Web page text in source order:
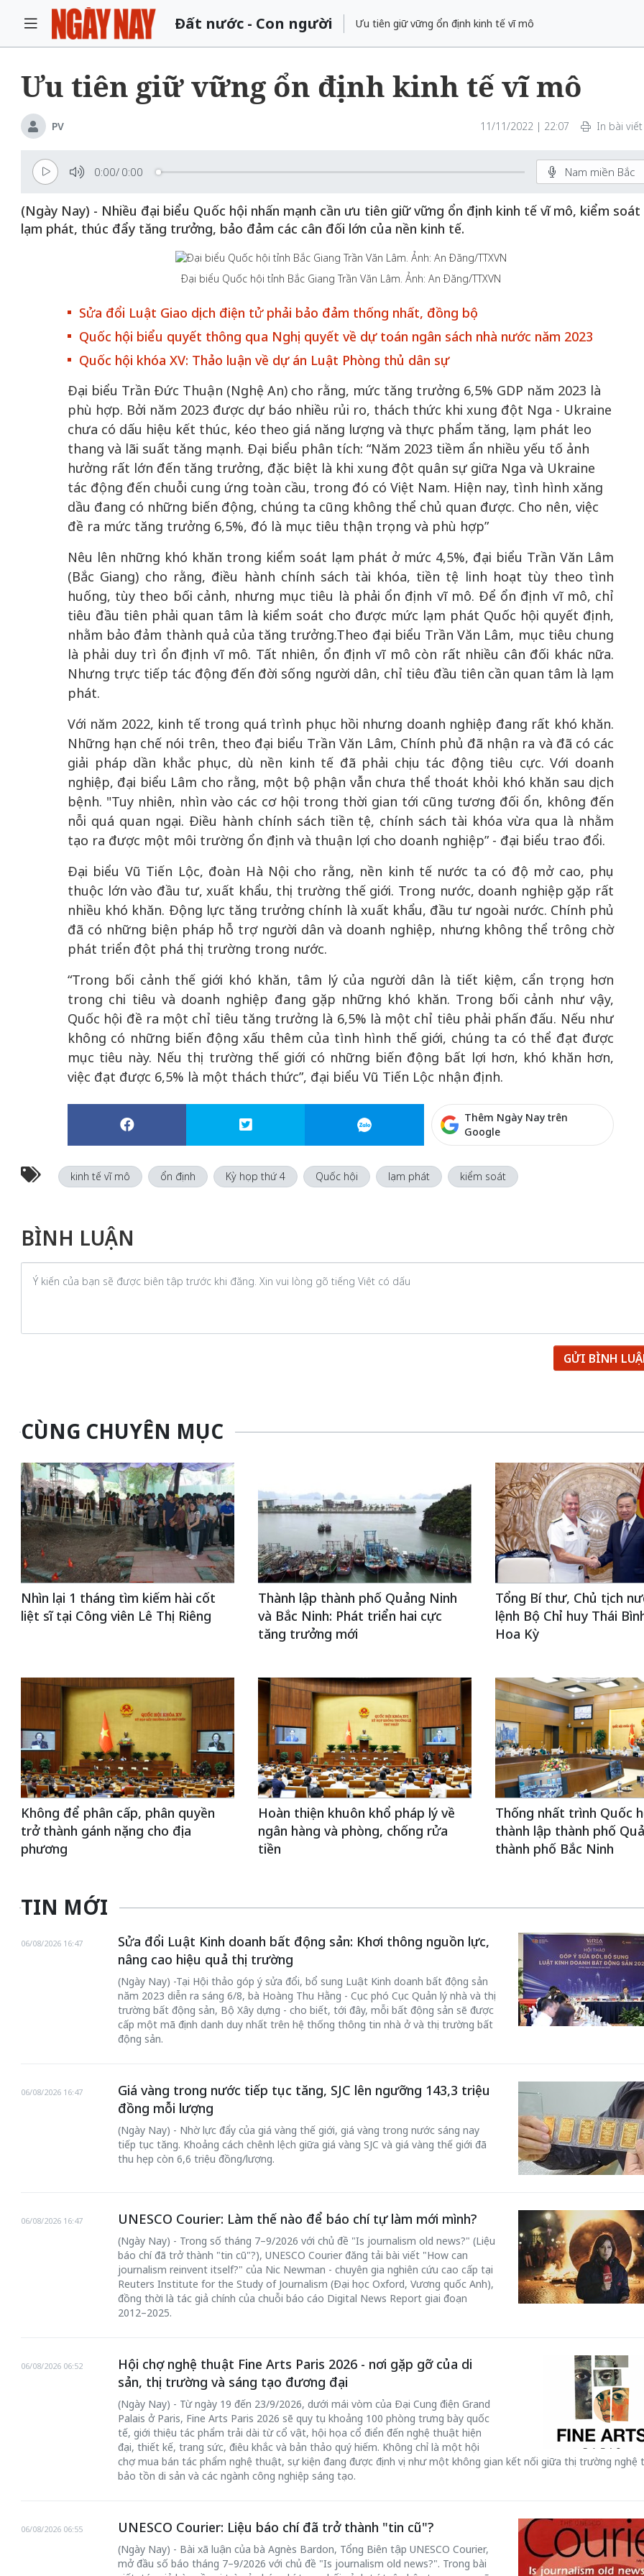
Đất nước - Con người Ưu tiên giữ vững ổn định kinh tế vĩ mô
Ưu tiên giữ vững ổn định kinh tế vĩ mô
PV 11/11/2022 | 22:07 In bài viết
0:00/ 0:00 Nam miền Bắc
(Ngày Nay) - Nhiều đại biểu Quốc hội nhấn mạnh cần ưu tiên giữ vững ổn định kinh tế vĩ mô, kiểm soát
lạm phát, thúc đẩy tăng trưởng, bảo đảm các cân đối lớn của nền kinh tế.
Đại biểu Quốc hội tỉnh Bắc Giang Trần Văn Lâm. Ảnh: An Đăng/TTXVN
Sửa đổi Luật Giao dịch điện tử phải bảo đảm thống nhất, đồng bộ
Quốc hội biểu quyết thông qua Nghị quyết về dự toán ngân sách nhà nước năm 2023
Quốc hội khóa XV: Thảo luận về dự án Luật Phòng thủ dân sự
Đại biểu Trần Đức Thuận (Nghệ An) cho rằng, mức tăng trưởng 6,5% GDP năm 2023 là
phù hợp. Bởi năm 2023 được dự báo nhiều rủi ro, thách thức khi xung đột Nga - Ukraine
chưa có dấu hiệu kết thúc, kéo theo giá năng lượng và thực phẩm tăng, lạm phát leo
thang và lãi suất tăng mạnh. Đại biểu phân tích: “Năm 2023 tiềm ẩn nhiều yếu tố ảnh
hưởng rất lớn đến tăng trưởng, đặc biệt là khi xung đột quân sự giữa Nga và Ukraine
tác động đến chuỗi cung ứng toàn cầu, trong đó có Việt Nam. Hiện nay, tình hình xăng
dầu đang có những biến động, chúng ta cũng không thể chủ quan được. Cho nên, việc
đề ra mức tăng trưởng 6,5%, đó là mục tiêu thận trọng và phù hợp”
Nêu lên những khó khăn trong kiểm soát lạm phát ở mức 4,5%, đại biểu Trần Văn Lâm
(Bắc Giang) cho rằng, điều hành chính sách tài khóa, tiền tệ linh hoạt tùy theo tình
huống, tùy theo bối cảnh, nhưng mục tiêu là phải ổn định vĩ mô. Để ổn định vĩ mô, chỉ
tiêu đầu tiên phải quan tâm là kiểm soát cho được mức lạm phát Quốc hội quyết định,
nhằm bảo đảm thành quả của tăng trưởng.Theo đại biểu Trần Văn Lâm, mục tiêu chung
là phải duy trì ổn định vĩ mô. Tất nhiên, ổn định vĩ mô còn rất nhiều cân đối khác nữa.
Nhưng trực tiếp tác động đến đời sống người dân, chỉ tiêu đầu tiên cần quan tâm là lạm
phát.
Với năm 2022, kinh tế trong quá trình phục hồi nhưng doanh nghiệp đang rất khó khăn.
Những hạn chế nói trên, theo đại biểu Trần Văn Lâm, Chính phủ đã nhận ra và đã có các
giải pháp dần khắc phục, dù nền kinh tế đã phải chịu tác động tiêu cực. Với doanh
nghiệp, đại biểu Lâm cho rằng, một bộ phận vẫn chưa thể thoát khỏi khó khăn sau dịch
bệnh. "Tuy nhiên, nhìn vào các cơ hội trong thời gian tới cũng tương đối ổn, không đến
nỗi quá quan ngại. Điều hành chính sách tiền tệ, chính sách tài khóa vừa qua là nhằm
tạo ra được một môi trường ổn định và thuận lợi cho doanh nghiệp” - đại biểu trao đổi.
Đại biểu Vũ Tiến Lộc, đoàn Hà Nội cho rằng, nền kinh tế nước ta có độ mở cao, phụ
thuộc lớn vào đầu tư, xuất khẩu, thị trường thế giới. Trong nước, doanh nghiệp gặp rất
nhiều khó khăn. Động lực tăng trưởng chính là xuất khẩu, đầu tư ngoài nước. Chính phủ
đã có những biện pháp hỗ trợ người dân và doanh nghiệp, nhưng không thể trông chờ
phát triển đột phá thị trường trong nước.
“Trong bối cảnh thế giới khó khăn, tâm lý của người dân là tiết kiệm, cẩn trọng hơn
trong chi tiêu và doanh nghiệp đang gặp những khó khăn. Trong bối cảnh như vậy,
Quốc hội đề ra một chỉ tiêu tăng trưởng là 6,5% là một chỉ tiêu phải phấn đấu. Nếu như
không có những biến động xấu thêm của tình hình thế giới, chúng ta có thể đạt được
mục tiêu này. Nếu thị trường thế giới có những biến động bất lợi hơn, khó khăn hơn,
việc đạt được 6,5% là một thách thức”, đại biểu Vũ Tiến Lộc nhận định.
Thêm Ngày Nay trên
Google
kinh tế vĩ mô ổn định Kỳ họp thứ 4 Quốc hội lạm phát kiểm soát
BÌNH LUẬN
GỬI BÌNH
của những chiếc
trên không gian
Khách đến chơi nhà
Lê Hiền
Bắc Biên - Giữ một ngôi
làng ven sông Hồng
Nội
Hà Nội vững bước vào
không gian phát triển
mới - Kỳ 5: Thủ đô qua
lăng kính số hóa
50 năm Việt Nam gia
nhập UNESCO: Khơi
nguồn nội lực văn hóa,
định hình vị thế kiến
tạo | Kỳ 4: Sáng kiến
làm nên diện mạo mới
50 năm Việt Nam gia
nhập UNESCO: Khơi
nguồn nội lực văn hóa,
định hình vị thế kiến
tạo | Kỳ 3: Hội nhập
quốc tế bằng bản lĩnh
Việt Nam
50 năm Việt
nhập
nguồn nội lực
định hình vị
tạo | Kỳ 1:
hòa bình thể
quyết định
CÙNG CHUYÊN MỤC
Nhìn lại 1 tháng tìm kiếm hài cốt
liệt sĩ tại Công viên Lê Thị Riêng
Thành lập thành phố Quảng Ninh
và Bắc Ninh: Phát triển hai cực
tăng trưởng mới
Tổng Bí thư, Chủ tịch
lệnh Bộ Chỉ huy Thái
Hoa Kỳ
Không để phân cấp, phân quyền
trở thành gánh nặng cho địa
phương
Hoàn thiện khuôn khổ pháp lý về
ngân hàng và phòng, chống rửa
tiền
Thống nhất trình Quốc
thành lập thành phố
thành phố Bắc Ninh
TIN MỚI
Sửa đổi Luật Kinh doanh bất động sản: Khơi thông nguồn lực,
nâng cao hiệu quả thị trường
06/08/2026 16:47
(Ngày Nay) -Tại Hội thảo góp ý sửa đổi, bổ sung Luật Kinh doanh bất động sản
năm 2023 diễn ra sáng 6/8, bà Hoàng Thu Hằng - Cục phó Cục Quản lý nhà và thị
trường bất động sản, Bộ Xây dựng - cho biết, tới đây, mỗi bất động sản sẽ được
cấp một mã định danh duy nhất trên hệ thống thông tin nhà ở và thị trường bất
động sản.
Giá vàng trong nước tiếp tục tăng, SJC lên ngưỡng 143,3 triệu
đồng mỗi lượng
06/08/2026 16:47
(Ngày Nay) - Nhờ lực đẩy của giá vàng thế giới, giá vàng trong nước sáng nay
tiếp tục tăng. Khoảng cách chênh lệch giữa giá vàng SJC và giá vàng thế giới đã
thu hẹp còn 6,6 triệu đồng/lượng.
UNESCO Courier: Làm thế nào để báo chí tự làm mới mình?
06/08/2026 16:47
(Ngày Nay) - Trong số tháng 7–9/2026 với chủ đề "Is journalism old news?" (Liệu
báo chí đã trở thành "tin cũ"?), UNESCO Courier đăng tải bài viết "How can
journalism reinvent itself?" của Nic Newman - chuyên gia nghiên cứu cao cấp tại
Reuters Institute for the Study of Journalism (Đại học Oxford, Vương quốc Anh),
đồng thời là tác giả chính của chuỗi báo cáo Digital News Report giai đoạn
2012–2025.
Hội chợ nghệ thuật Fine Arts Paris 2026 - nơi gặp gỡ của di
sản, thị trường và sáng tạo đương đại
06/08/2026 06:52
(Ngày Nay) - Từ ngày 19 đến 23/9/2026, dưới mái vòm của Đại Cung điện Grand
Palais ở Paris, Fine Arts Paris 2026 sẽ quy tụ khoảng 100 phòng trưng bày quốc
tế, giới thiệu tác phẩm trải dài từ cổ vật, hội họa cổ điển đến nghệ thuật hiện
đại, thiết kế, trang sức, điêu khắc và bản thảo quý hiếm. Không chỉ là một hội
chợ mua bán tác phẩm nghệ thuật, sự kiện đang được định vị như một không gian kết nối giữa thị trường nghệ
bảo tồn di sản và các ngành công nghiệp sáng tạo.
UNESCO Courier: Liệu báo chí đã trở thành "tin cũ"?
06/08/2026 06:55
(Ngày Nay) - Bài xã luận của bà Agnès Bardon, Tổng Biên tập UNESCO Courier,
mở đầu số báo tháng 7–9/2026 với chủ đề "Is journalism old news?". Trong bài